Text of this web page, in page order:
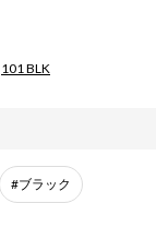
101 BLK
#ブラック